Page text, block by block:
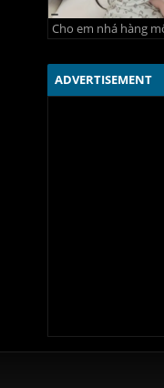
Cho em nhá hàng
ADVERTISEMENT